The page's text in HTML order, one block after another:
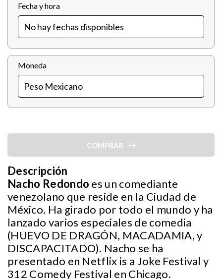
Fecha y hora
Moneda
COMPRAR
Descripción
Nacho Redondo es un comediante
venezolano que reside en la Ciudad de
México. Ha girado por todo el mundo y ha
lanzado varios especiales de comedia
(HUEVO DE DRAGÓN, MACADAMIA, y
DISCAPACITADO). Nacho se ha
presentado en Netflix is a Joke Festival y
312 Comedy Festival en Chicago.